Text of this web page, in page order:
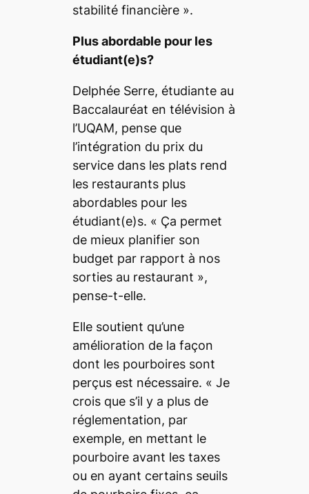
stabilité financière ».
Plus abordable pour les
étudiant(e)s?
Delphée Serre, étudiante au
Baccalauréat en télévision à
l’UQAM, pense que
l’intégration du prix du
service dans les plats rend
les restaurants plus
abordables pour les
étudiant(e)s. « Ça permet
de mieux planifier son
budget par rapport à nos
sorties au restaurant »,
pense-t-elle.
Elle soutient qu’une
amélioration de la façon
dont les pourboires sont
perçus est nécessaire. « Je
crois que s’il y a plus de
réglementation, par
exemple, en mettant le
pourboire avant les taxes
ou en ayant certains seuils